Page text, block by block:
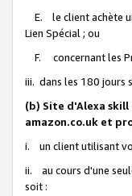
E. le client achète
Lien Spécial ; ou
F. concernant les
iii. dans les 180 jours
(b) Site d'Alexa
amazon.co.uk et
i. un client utilisant
ii. au cours d'une
soit :